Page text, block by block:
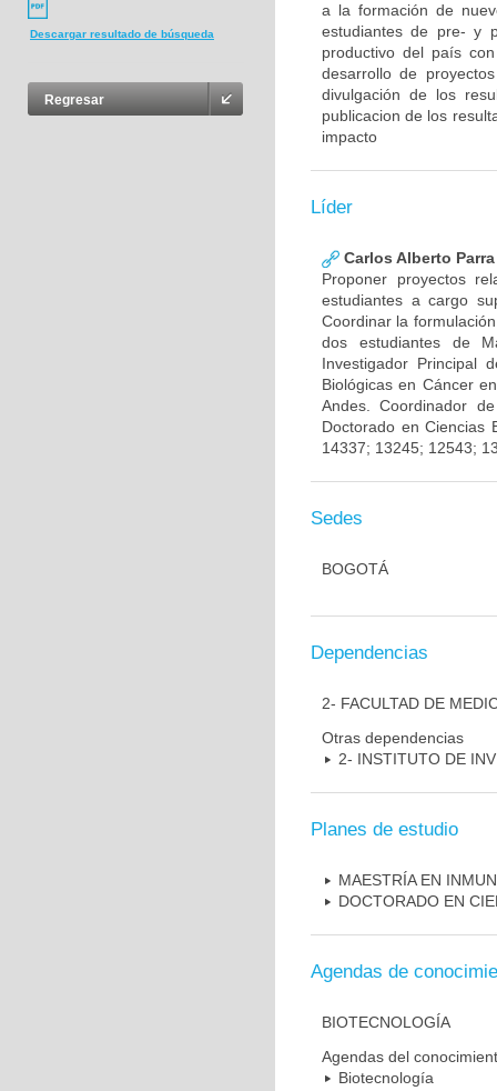
Descargar resultado de búsqueda
Regresar
a la formación de
estudiantes de pre- y
productivo del país
desarrollo de
divulgación de los
publicacion de los
impacto
Líder
Carlos Alberto
Proponer proyectos
estudiantes a cargo
Coordinar la
dos estudiantes de
Investigador Principal
Biológicas en Cáncer
Andes. Coordinador
Doctorado en Ciencias
14337; 13245; 12543;
Sedes
BOGOTÁ
Dependencias
2- FACULTAD DE
Otras dependencias
2- INSTITUTO DE
Planes de estudio
MAESTRÍA EN
DOCTORADO EN
Agendas de
BIOTECNOLOGÍA
Agendas del
Biotecnología